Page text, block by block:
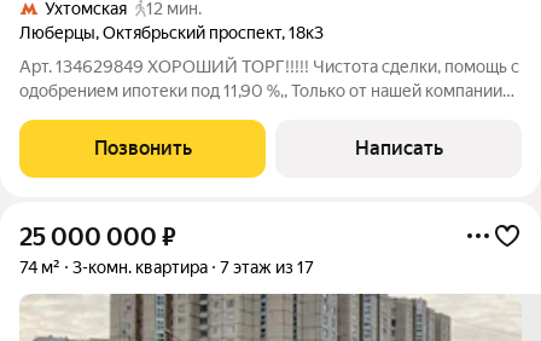
Ухтомская
12 мин.
Люберцы,Октябрьский проспект,18к3
Арт. 134629849 ХОРОШИЙ ТОРГ!!!!! Чистота сделки, помощь с
одобрением ипотеки под 11,90 %,, Только от нашей компании
так же рефинансирования. Продаётся просторная 3 -комнатная
квартира в
Позвонить Написать
25 000 000 ₽
74 м² 3-комн. квартира 7 этаж из 17